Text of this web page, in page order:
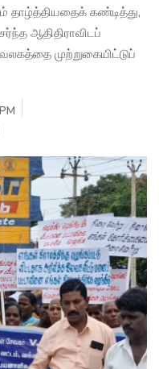
கண்டித்து,
ஆதிதிராவிடப்
முற்றுகையிட்டுப்